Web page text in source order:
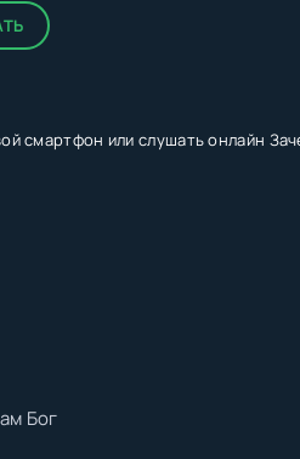
смартфон или слушать онлайн
Бог